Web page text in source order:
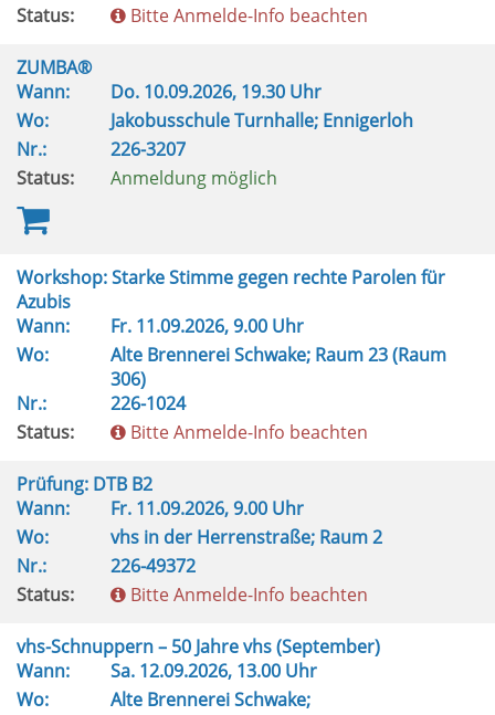
Status:
Bitte Anmelde-Info beachten
ZUMBA®
Wann:
Do. 10.09.2026, 19.30 Uhr
Wo:
Jakobusschule Turnhalle; Ennigerloh
Nr.:
226-3207
Status:
Anmeldung möglich
Workshop: Starke Stimme gegen rechte Parolen für
Azubis
Wann:
Fr. 11.09.2026, 9.00 Uhr
Wo:
Alte Brennerei Schwake; Raum 23 (Raum
306)
Nr.:
226-1024
Status:
Bitte Anmelde-Info beachten
Prüfung: DTB B2
Wann:
Fr. 11.09.2026, 9.00 Uhr
Wo:
vhs in der Herrenstraße; Raum 2
Nr.:
226-49372
Status:
Bitte Anmelde-Info beachten
vhs-Schnuppern – 50 Jahre vhs (September)
Wann:
Sa. 12.09.2026, 13.00 Uhr
Wo:
Alte Brennerei Schwake;